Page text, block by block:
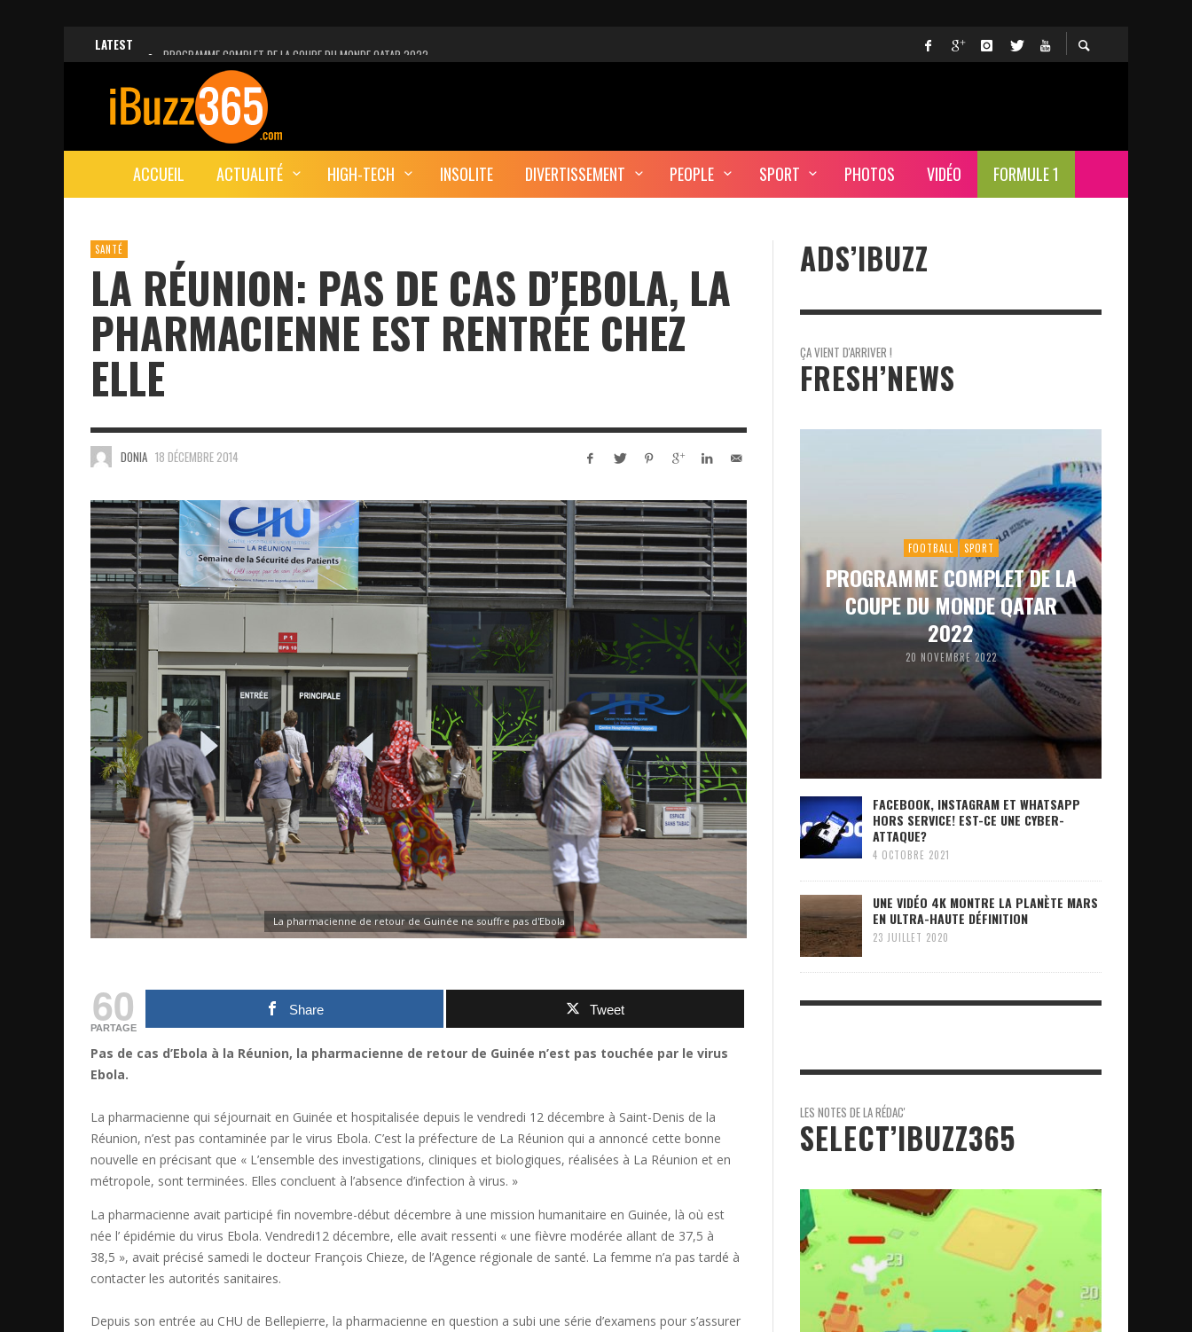
LATEST
PROGRAMME COMPLET DE LA COUPE DU MONDE QATAR 2022
FACEBOOK, INSTAGRAM ET WHATSAPP HORS SERVICE! EST-CE UNE CYBER-ATTAQUE?
UNE VIDÉO 4K MONTRE LA PLANÈTE MARS EN ULTRA-HAUTE DÉFINITION
LANCEMENT DU PREMIER VOL HABITÉ DE SPACEX
DÉCÈS DE L’EX-PRÉSIDENT ZINE EL ABIDINE BEN ALI, SERA-T-IL ENTERRÉ EN TUNISIE?
ACCUEIL ACTUALITÉ HIGH-TECH INSOLITE DIVERTISSEMENT PEOPLE SPORT PHOTOS VIDÉO FORMULE 1
SANTÉ
LA RÉUNION: PAS DE CAS D’EBOLA, LA
PHARMACIENNE EST RENTRÉE CHEZ
ELLE
DONIA 18 DÉCEMBRE 2014
La pharmacienne de retour de Guinée ne souffre pas d'Ebola
60
PARTAGE
Share Tweet
Pas de cas d’Ebola à la Réunion, la pharmacienne de retour de Guinée n’est pas touchée par le virus
Ebola.
La pharmacienne qui séjournait en Guinée et hospitalisée depuis le vendredi 12 décembre à Saint-Denis de la
Réunion, n’est pas contaminée par le virus Ebola. C’est la préfecture de La Réunion qui a annoncé cette bonne
nouvelle en précisant que « L’ensemble des investigations, cliniques et biologiques, réalisées à La Réunion et en
métropole, sont terminées. Elles concluent à l’absence d’infection à virus. »
La pharmacienne avait participé fin novembre-début décembre à une mission humanitaire en Guinée, là où est
née l’ épidémie du virus Ebola. Vendredi12 décembre, elle avait ressenti « une fièvre modérée allant de 37,5 à
38,5 », avait précisé samedi le docteur François Chieze, de l’Agence régionale de santé. La femme n’a pas tardé à
contacter les autorités sanitaires.
Depuis son entrée au CHU de Bellepierre, la pharmacienne en question a subi une série d’examens pour s’assurer
ADS’IBUZZ
ÇA VIENT D'ARRIVER !
FRESH’NEWS
FOOTBALL SPORT
PROGRAMME COMPLET DE LA
COUPE DU MONDE QATAR
2022
20 NOVEMBRE 2022
FACEBOOK, INSTAGRAM ET WHATSAPP
HORS SERVICE! EST-CE UNE CYBER-
ATTAQUE?
4 OCTOBRE 2021
UNE VIDÉO 4K MONTRE LA PLANÈTE MARS
EN ULTRA-HAUTE DÉFINITION
23 JUILLET 2020
LES NOTES DE LA RÉDAC'
SELECT’IBUZZ365